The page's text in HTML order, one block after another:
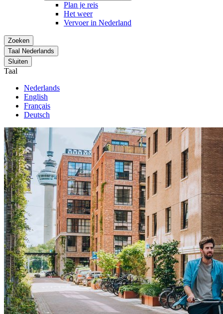
Plan je reis
Het weer
Vervoer in Nederland
Zoeken
Taal Nederlands
Sluiten
Taal
Nederlands
English
Français
Deutsch